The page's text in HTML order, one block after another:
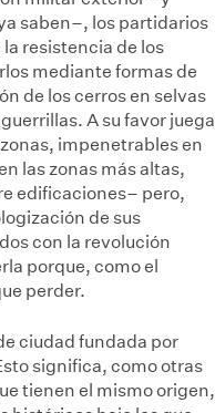
saben–, los partidarios
resistencia de los
mediante formas de
de los cerros en selvas
A su favor juega
impenetrables en
las zonas más altas,
edificaciones– pero,
de sus
con la revolución
porque, como el
perder.
ciudad fundada por
significa, como otras
tienen el mismo origen,